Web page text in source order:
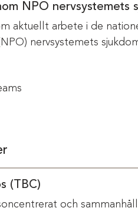
NPO nervsystemets
aktuellt arbete i de
nervsystemets
(TBC)
och